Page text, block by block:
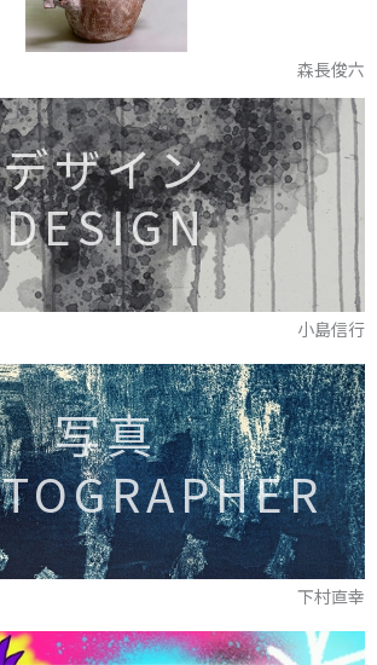
森長俊六
デザイン
DESIGN
小島信行
写真
下村直幸